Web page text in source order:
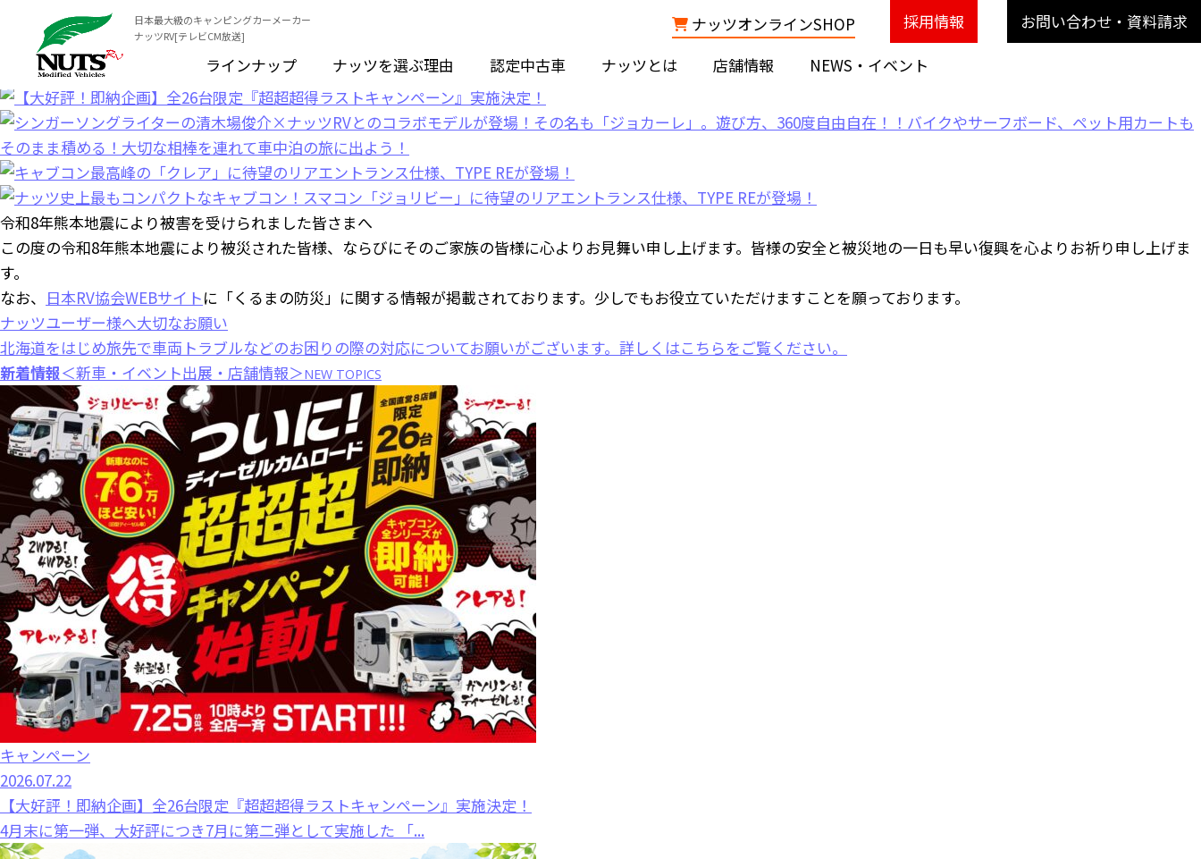
日本最大級のキャンピングカーメーカー
ナッツRV[テレビCM放送]
お問い合わせ・資料請求
ラインナップ
ナッツを選ぶ理由 認定中古車 ナッツとは 店舗情報 NEWS・イベント
ナッツオンラインSHOP 採用情報
令和8年熊本地震により被害を受けられました皆さまへ
この度の令和8年熊本地震により被災された皆様、ならびにそのご家族の皆様に心よりお見舞い申し上げます。皆様の安全と被災地の一日も早い復興を心よりお祈り申し上げま
す。
なお、 日本RV協会WEBサイトに「くるまの防災」に関する情報が掲載されております。少しでもお役立ていただけますことを願っております。
ナッツユーザー様へ大切なお願い
北海道をはじめ旅先で車両トラブルなどのお困りの際の対応についてお願いがございます。 詳しくはこちらをご覧ください。
新着情報＜新車・イベント出展・店舗情報＞NEW TOPICS
キャンペーン
2026.07.22
【大好評！即納企画】全26台限定『超超超得ラストキャンペーン』実施決定！
4月末に第一弾、大好評につき7月に第二弾として実施した 「...